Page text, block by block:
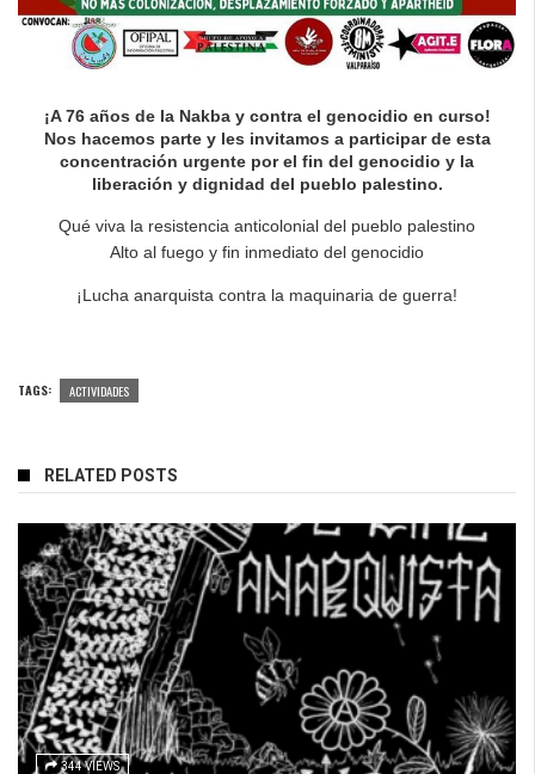
¡A 76 años de la Nakba y contra el genocidio en curso!
Nos hacemos parte y les invitamos a participar de esta
concentración urgente por el fin del genocidio y la
liberación y dignidad del pueblo palestino.
Qué viva la resistencia anticolonial del pueblo palestino
Alto al fuego y fin inmediato del genocidio
¡Lucha anarquista contra la maquinaria de guerra!
TAGS: ACTIVIDADES
RELATED POSTS
344 VIEWS